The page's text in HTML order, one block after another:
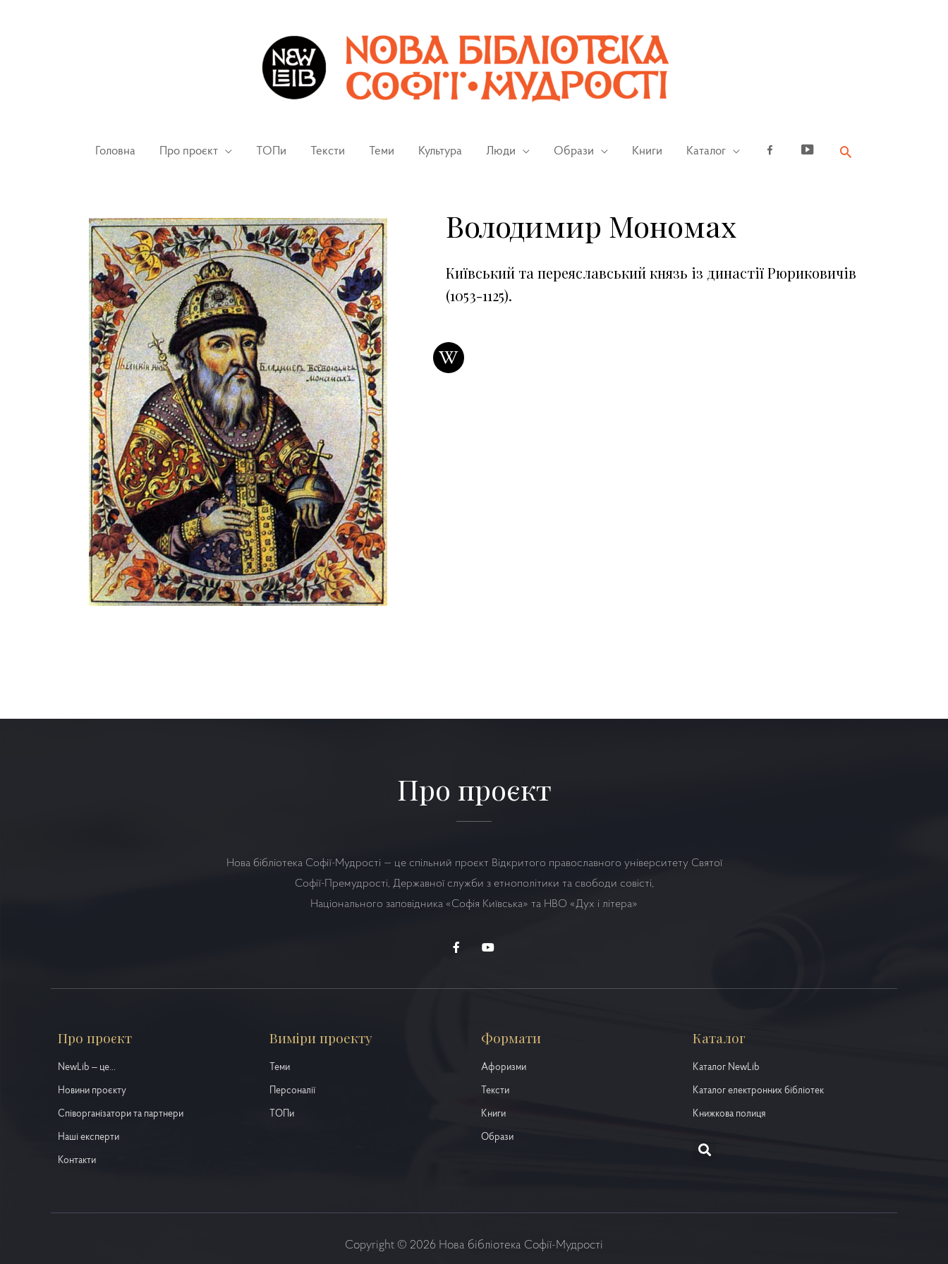
Головна Про проєкт ТОПи Тексти Теми Культура Люди Образи Книги
Каталог
Володимир Мономах
Київський та переяславський князь із династії Рюриковичів
(1053-1125).
Про проєкт
Нова бібліотека Софії-Мудрості — це спільний проєкт Відкритого православного університету Святої
Софії-Премудрості, Державної служби з етнополітики та свободи совісті,
Національного заповідника «Софія Київська» та НВО «Дух і літера»
Про проєкт
NewLib – це...
Новини проєкту
Співорганізатори та партнери
Наші експерти
Контакти
Виміри проекту
Теми
Персоналії
ТОПи
Формати
Афоризми
Тексти
Книги
Образи
Каталог
Каталог NewLib
Каталог електронних бібліотек
Книжкова полиця
Copyright © 2026 Нова бібліотека Софії-Мудрості